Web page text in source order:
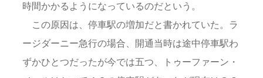
時間かかるようになっているのだという。
この原因は、停車駅の増加だと書かれていた。ラ
ージダーニー急行の場合、開通当時は途中停車駅わ
ずかひとつだったが今では五つ、トゥーファーン・